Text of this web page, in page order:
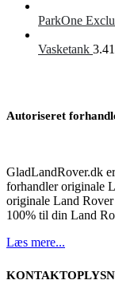
ParkOne
Vasketank
Autoriseret
GladLandRover.dk
forhandler originale
originale Land
100% til din Land
Læs mere...